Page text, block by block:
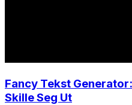
Fancy Tekst
Skille Seg Ut